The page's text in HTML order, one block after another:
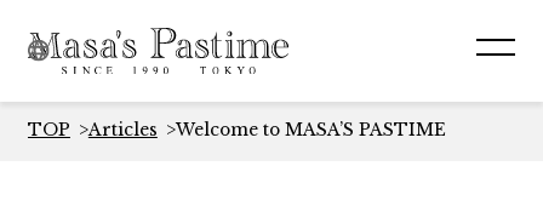
TOP Articles Welcome to MASA’S PASTIME